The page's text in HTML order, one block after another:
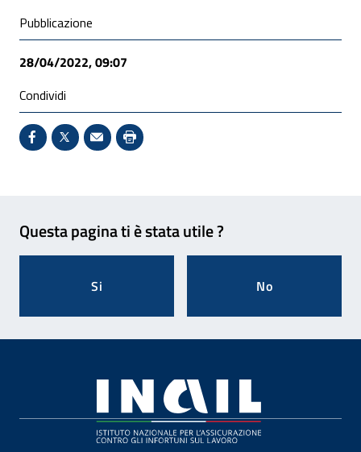
Condivisione social
Pubblicazione
28/04/2022, 09:07
Condividi
Condividi su Facebook - Sito esterno - Apertura in
X - Sito esterno - Apertura in nuova finestra
Invio Mail: apre il programma di posta
Stampa pagina: scelta meno
Questa pagina ti è stata utile ?
Si No